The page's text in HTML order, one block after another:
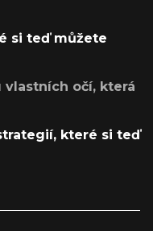
si teď můžete
vlastních očí, která
které si teď